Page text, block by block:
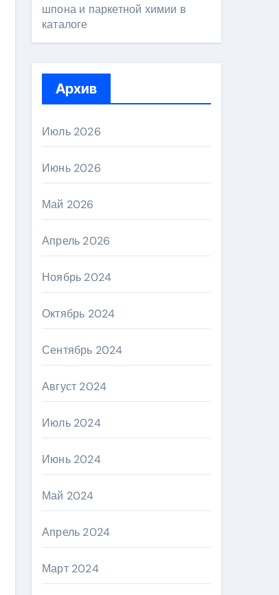
шпона и паркетной химии в
каталоге
Архив
Июль 2026
Июнь 2026
Май 2026
Апрель 2026
Ноябрь 2024
Октябрь 2024
Сентябрь 2024
Август 2024
Июль 2024
Июнь 2024
Май 2024
Апрель 2024
Март 2024